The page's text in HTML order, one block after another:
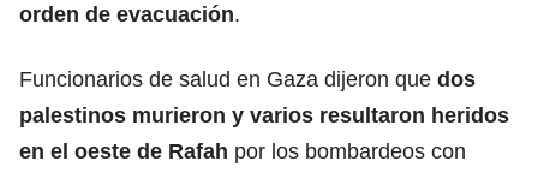
orden de evacuación.
Funcionarios de salud en Gaza dijeron que dos
palestinos murieron y varios resultaron heridos
en el oeste de Rafah por los bombardeos con